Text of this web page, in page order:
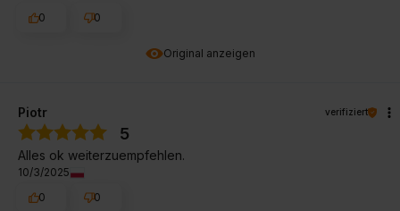
Original anzeigen
0
0
Piotr verifiziert
5
Alles ok weiterzuempfehlen.
10/3/2025
0
0